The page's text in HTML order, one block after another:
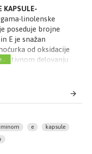
KAPSULE-
linolenske
poseduje brojne
E je snažan
od oksidacije
delovanju
e
kapsule